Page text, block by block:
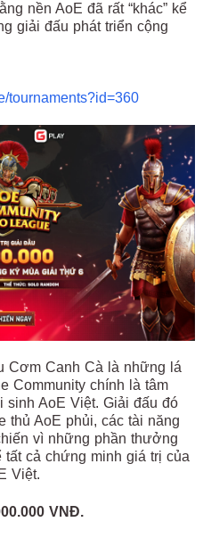
nền AoE đã rất “khác” kể
giải đấu phát triển cộng
tournaments?id=360
Cơm Canh Cà là những lá
Community chính là tâm
sinh AoE Việt. Giải đấu đó
thủ AoE phủi, các tài năng
vì những phần thưởng
cả chứng minh giá trị của
Việt.
VNĐ.